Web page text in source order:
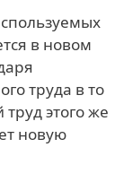
в новом
труда в то
этого же
новую